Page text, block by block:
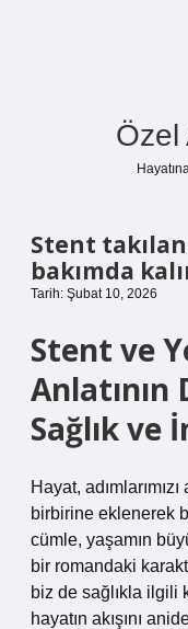
Özel
Stent
bakımda
Tarih: Şubat 10, 2026
Stent ve
Sağlık ve
Hayat,
birbirine eklenerek
cümle, yaşamın
bir romandaki
biz de sağlıkla ilgili
hayatın akışını